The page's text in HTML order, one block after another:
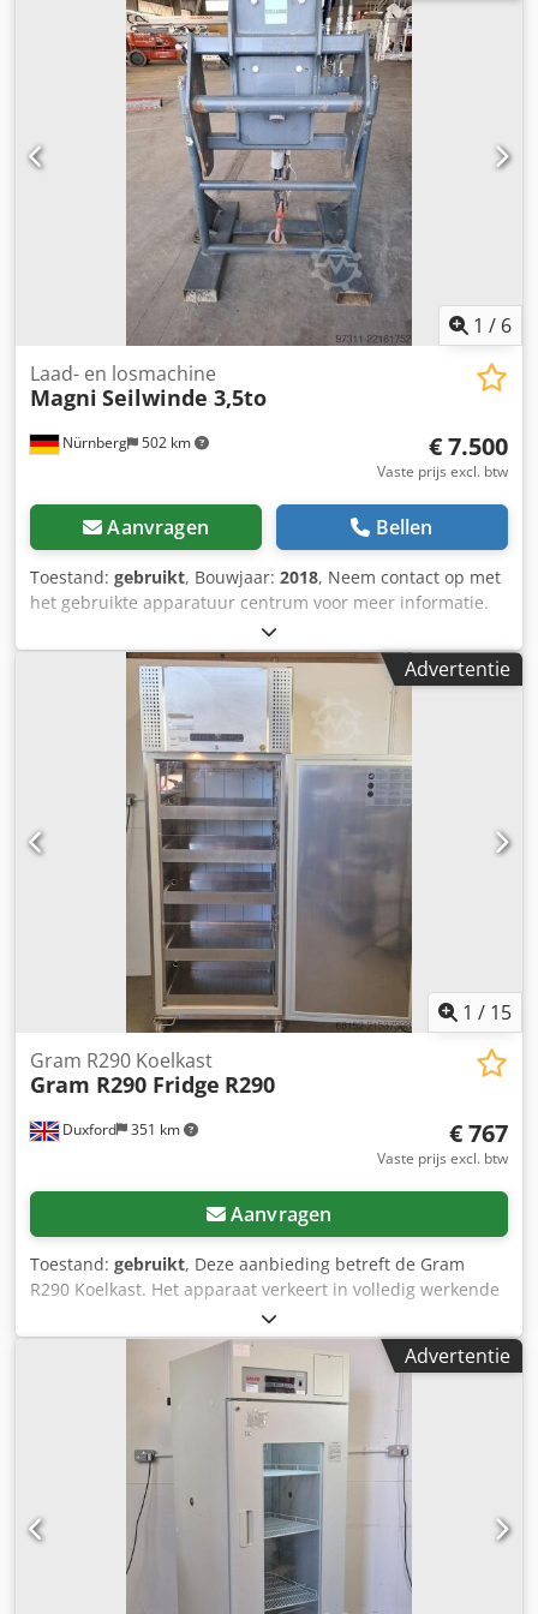
goed Dsdpfx Acezp Rv Ej Teck Beschikbaar: per direct
Locatie: Leipzig
1 / 6
Nürnberg 502 km
Laad- en losmachine
Magni Seilwinde 3,5to
€ 7.500
Vaste prijs excl. btw
Aanvragen Bellen
Toestand: gebruikt, Bouwjaar: 2018, Neem contact op met
het gebruikte apparatuur centrum voor meer informatie.
Advertentie
1 / 15
Duxford 351 km
Gram R290 Koelkast
Gram R290 Fridge R290
€ 767
Vaste prijs excl. btw
Aanvragen
Toestand: gebruikt, Deze aanbieding betreft de Gram
R290 Koelkast. Het apparaat verkeert in volledig werkende
staat en is direct inzetbaar. Kleine beschadiging aan de
voordeur - beïnvloedt de werking niet. De Gram R290
Koelkast is een professionele laboratoriumkoeloplossing,
ontworpen voor opslag op hoog niveau met een minimale
ecologische voetafdruk. Milieuvriendelijke koeling: Maakt
gebruik van R290 (propaan) als koelmiddel, een natuurlijk
koolwaterstof met een zeer laag Global Warming Potential
(GWP), waardoor de CO2-uitstoot van uw laboratorium
aanzienlijk wordt verminderd ten opzichte van traditionele
HFK-gebaseerde apparaten. Dedsyvkx Aepfx Ac Tjck
Precieze temperatuurstabiliteit: Ontwikkeld om
nauwkeurige temperatuurtoleranties te behouden, zodat
Advertentie